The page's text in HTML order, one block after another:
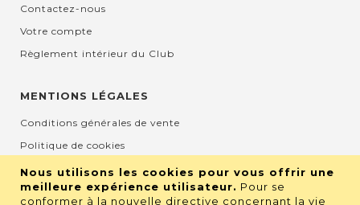
Nous utilisons les cookies pour vous offrir une
meilleure expérience utilisateur. Pour se
conformer à la nouvelle directive concernant la vie
Contactez-nous
Votre compte
Règlement intérieur du Club
MENTIONS LÉGALES
Conditions générales de vente
Politique de cookies
Mentions légales et CGU
Protection de la vie privée